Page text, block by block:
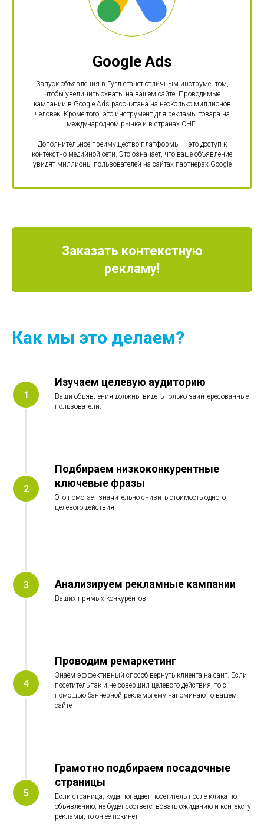
Google Ads
Запуск объявления в Гугл станет отличным инструментом,
чтобы увеличить охваты на вашем сайте. Проводимые
кампании в Google Ads рассчитана на несколько миллионов
человек. Кроме того, это инструмент для рекламы товара на
международном рынке и в странах СНГ.
Дополнительное преимущество платформы – это доступ к
контекстно-медийной сети. Это означает, что ваше объявление
увидят миллионы пользователей на сайтах-партнерах Google
Заказать контекстную
рекламу!
Как мы это делаем?
Изучаем целевую аудиторию
Ваши объявления должны видеть только заинтересованные
пользователи.
Подбираем низкоконкурентные
ключевые фразы
Это помогает значительно снизить стоимость одного
целевого действия.
Анализируем рекламные кампании
Ваших прямых конкурентов
Проводим ремаркетинг
Знаем эффективный способ вернуть клиента на сайт. Если
посетитель так и не совершил целевого действия, то с
помощью баннерной рекламы ему напоминают о вашем
сайте
Грамотно подбираем посадочные
страницы
Если страница, куда попадает посетитель после клика по
объявлению, не будет соответствовать ожиданию и контексту
рекламы, то он ее покинет